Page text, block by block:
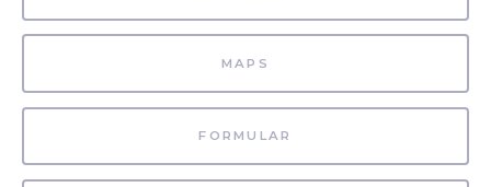
MAPS
FORMULAR